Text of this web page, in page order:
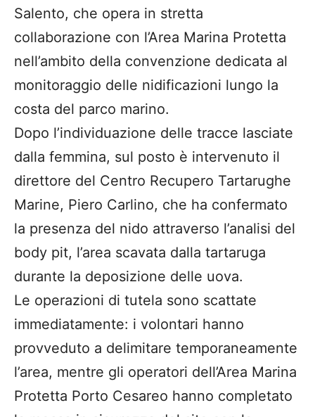
Salento, che opera in stretta
collaborazione con l’Area Marina Protetta
nell’ambito della convenzione dedicata al
monitoraggio delle nidificazioni lungo la
costa del parco marino.
Dopo l’individuazione delle tracce lasciate
dalla femmina, sul posto è intervenuto il
direttore del Centro Recupero Tartarughe
Marine, Piero Carlino, che ha confermato
la presenza del nido attraverso l’analisi del
body pit, l’area scavata dalla tartaruga
durante la deposizione delle uova.
Le operazioni di tutela sono scattate
immediatamente: i volontari hanno
provveduto a delimitare temporaneamente
l’area, mentre gli operatori dell’Area Marina
Protetta Porto Cesareo hanno completato